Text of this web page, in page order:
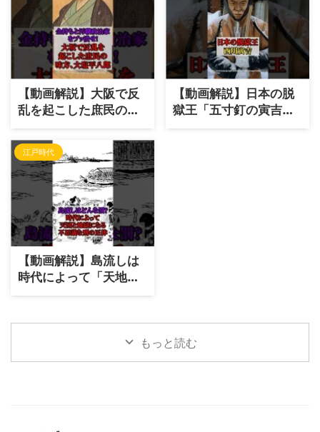
【動画解説】大阪で反
乱を起こした庶民の味
方「大塩平八郎」｜金
持ちと汚職政治家をブ
ッ潰せ！
【動画解説】日本の脱
獄王「五寸釘の寅吉」
｜伝説の脱獄劇と意外
江戸時代
【動画解説】島流しは
時代によって「天地の
差」がある刑罰｜天皇
刑から終身刑まで
もっと読む